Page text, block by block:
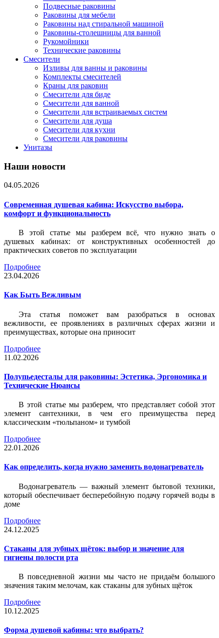
Подвесные раковины
Раковины для мебели
Раковины над стиральной машиной
Раковины-столешницы для ванной
Рукомойники
Технические раковины
Смесители
Изливы для ванны и раковины
Комплекты смесителей
Краны для раковин
Смесители для биде
Смесители для ванной
Смесители для встраиваемых систем
Смесители для душа
Смесители для кухни
Смесители для раковины
Унитазы
Наши новости
04.05.2026
Современная душевая кабина: Искусство выбора,
комфорт и функциональность
В этой статье мы разберем всё, что нужно знать о
душевых кабинах: от конструктивных особенностей до
практических советов по эксплуатации
Подробнее
23.04.2026
Как Быть Вежливым
Эта статья поможет вам разобраться в основах
вежливости, ее проявлениях в различных сферах жизни и
преимуществах, которые она приносит
Подробнее
11.02.2026
Полупьедесталы для раковины: Эстетика, Эргономика и
Технические Нюансы
В этой статье мы разберем, что представляет собой этот
элемент сантехники, в чем его преимущества перед
классическим «тюльпаном» и тумбой
Подробнее
22.01.2026
Как определить, когда нужно заменить водонагреватель
Водонагреватель — важный элемент бытовой техники,
который обеспечивает бесперебойную подачу горячей воды в
доме
Подробнее
24.12.2025
Стаканы для зубных щёток: выбор и значение для
гигиены полости рта
В повседневной жизни мы часто не придаём большого
значения таким мелочам, как стаканы для зубных щёток
Подробнее
10.12.2025
Форма душевой кабины: что выбрать?